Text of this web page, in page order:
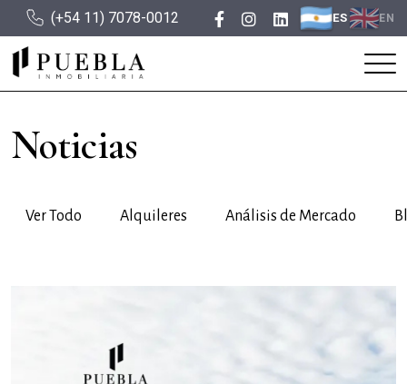
(+54 11) 7078-0012 ES EN
Noticias
Ver Todo Alquileres Análisis de Mercado